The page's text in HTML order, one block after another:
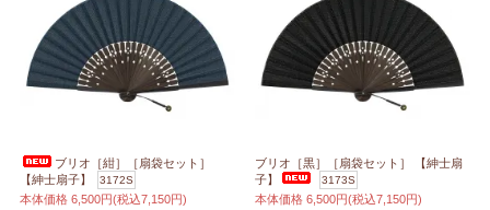
ブリオ［紺］［扇袋セット］
【紳士扇子】
3172S
本体価格 6,500円(税込7,150円)
ブリオ［黒］［扇袋セット］ 【紳士扇
子】
3173S
本体価格 6,500円(税込7,150円)